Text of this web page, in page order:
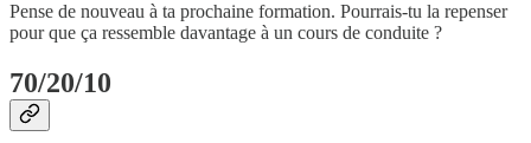
Pense de nouveau à ta prochaine formation. Pourrais-tu la repenser
pour que ça ressemble davantage à un cours de conduite ?
70/20/10